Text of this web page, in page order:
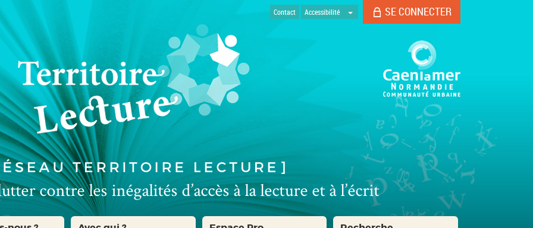
Contact Accessibilité SE CONNECTER